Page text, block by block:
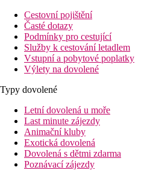
Cestovní pojištění
Časté dotazy
Podmínky pro cestující
Služby k cestování letadlem
Vstupní a pobytové poplatky
Výlety na dovolené
Typy dovolené
Letní dovolená u moře
Last minute zájezdy
Animační kluby
Exotická dovolená
Dovolená s dětmi zdarma
Poznávací zájezdy